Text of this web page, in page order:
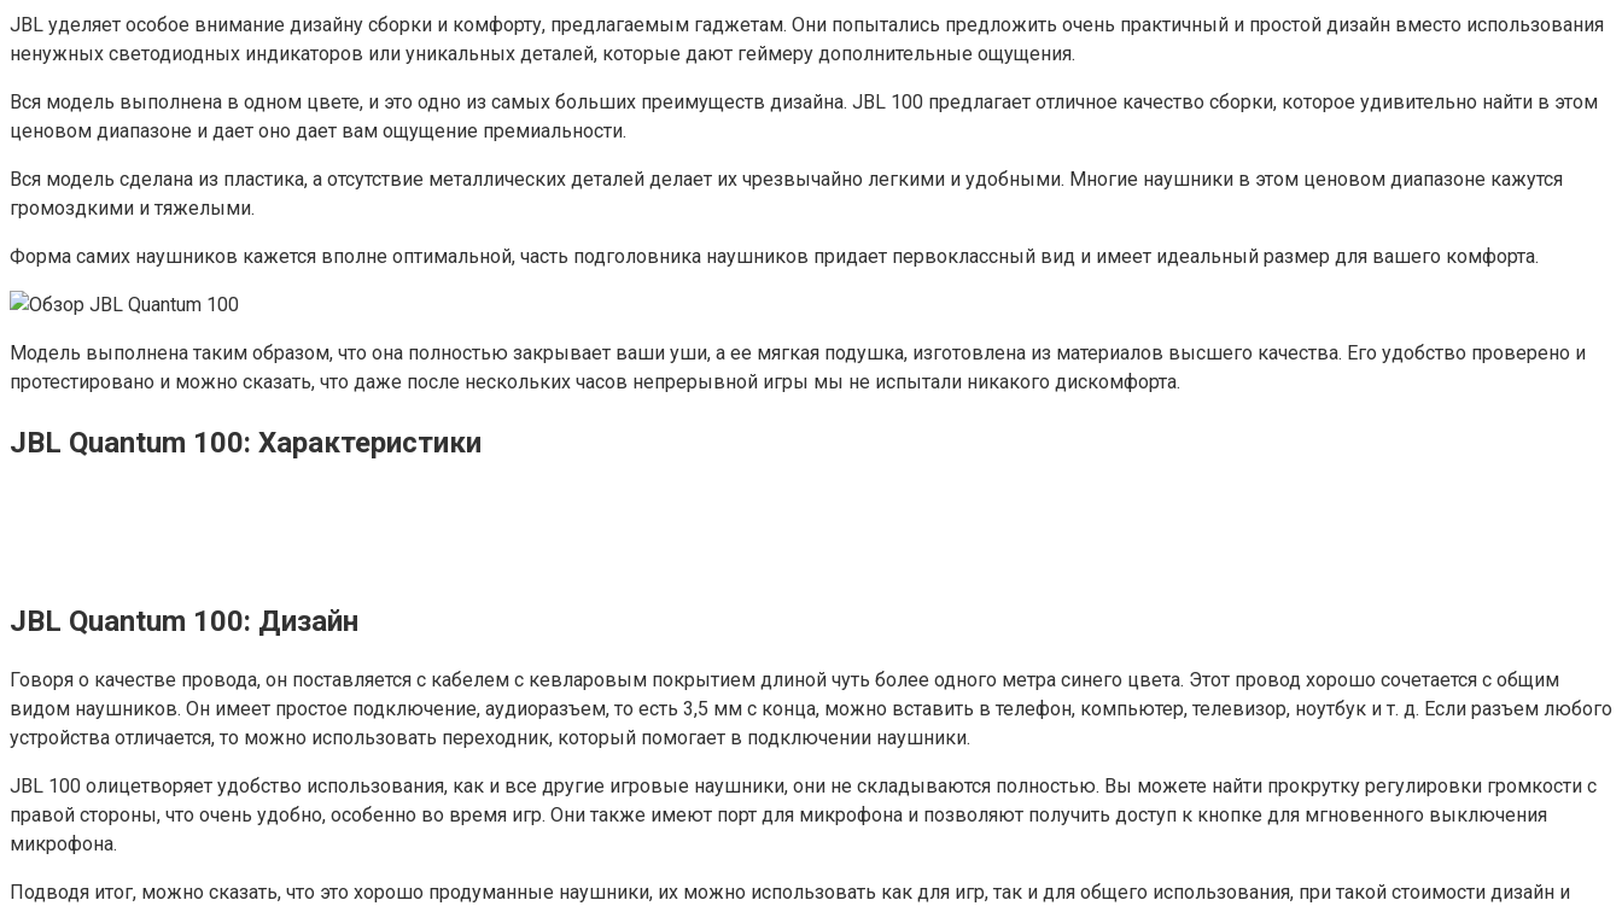
JBL уделяет особое внимание дизайну сборки и комфорту, предлагаемым гаджетам. Они попытались предложить очень практичный и простой дизайн вместо использования
ненужных светодиодных индикаторов или уникальных деталей, которые дают геймеру дополнительные ощущения.
Вся модель выполнена в одном цвете, и это одно из самых больших преимуществ дизайна. JBL 100 предлагает отличное качество сборки, которое удивительно найти в этом
ценовом диапазоне и дает оно дает вам ощущение премиальности.
Вся модель сделана из пластика, а отсутствие металлических деталей делает их чрезвычайно легкими и удобными. Многие наушники в этом ценовом диапазоне кажутся
громоздкими и тяжелыми.
Форма самих наушников кажется вполне оптимальной, часть подголовника наушников придает первоклассный вид и имеет идеальный размер для вашего комфорта.
Модель выполнена таким образом, что она полностью закрывает ваши уши, а ее мягкая подушка, изготовлена ​​из материалов высшего качества. Его удобство проверено и
протестировано и можно сказать, что даже после нескольких часов непрерывной игры мы не испытали никакого дискомфорта.
JBL Quantum 100: Характеристики
JBL Quantum 100: Дизайн
Говоря о качестве провода, он поставляется с кабелем с кевларовым покрытием длиной чуть более одного метра синего цвета. Этот провод хорошо сочетается с общим
видом наушников. Он имеет простое подключение, аудиоразъем, то есть 3,5 мм с конца, можно вставить в телефон, компьютер, телевизор, ноутбук и т. д. Если разъем любого
устройства отличается, то можно использовать переходник, который помогает в подключении наушники.
JBL 100 олицетворяет удобство использования, как и все другие игровые наушники, они не складываются полностью. Вы можете найти прокрутку регулировки громкости с
правой стороны, что очень удобно, особенно во время игр. Они также имеют порт для микрофона и позволяют получить доступ к кнопке для мгновенного выключения
микрофона.
Подводя итог, можно сказать, что это хорошо продуманные наушники, их можно использовать как для игр, так и для общего использования, при такой стоимости дизайн и